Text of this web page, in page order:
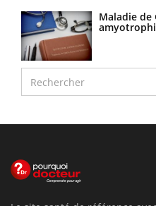
Maladie de